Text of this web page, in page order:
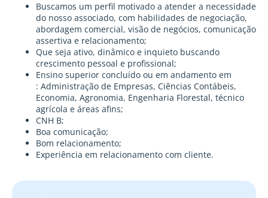
Buscamos um perfil motivado a atender a necessidade
do nosso associado, com habilidades de negociação,
abordagem comercial, visão de negócios, comunicação
assertiva e relacionamento;
Que seja ativo, dinâmico e inquieto buscando
crescimento pessoal e profissional;
Ensino superior concluído ou em andamento em
: Administração de Empresas, Ciências Contábeis,
Economia, Agronomia, Engenharia Florestal, técnico
agrícola e áreas afins;
CNH B;
Boa comunicação;
Bom relacionamento;
Experiência em relacionamento com cliente.